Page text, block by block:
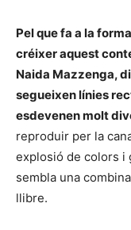
Pel que fa a la
créixer aquest
Naida Mazzenga,
segueixen línies
esdevenen molt
reproduir per la
explosió de colors i
sembla una
llibre.